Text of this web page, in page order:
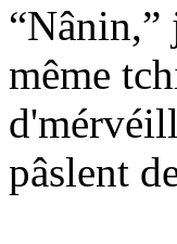
“Nânin,”
même
pâslent